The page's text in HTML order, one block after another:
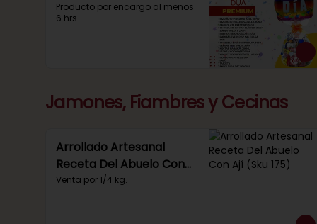
Producto por encargo al menos
6 hrs.
Jamones, Fiambres y Cecinas
Arrollado Artesanal
Receta Del Abuelo Con
Ají (Sku 175)
Venta por 1/4 kg.